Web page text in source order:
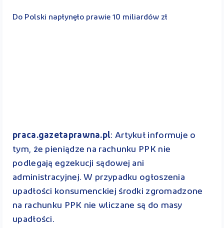
Do Polski napłynęło prawie 10 miliardów zł
praca.gazetaprawna.pl: Artykuł informuje o
tym, że pieniądze na rachunku PPK nie
podlegają egzekucji sądowej ani
administracyjnej. W przypadku ogłoszenia
upadłości konsumenckiej środki zgromadzone
na rachunku PPK nie wliczane są do masy
upadłości.